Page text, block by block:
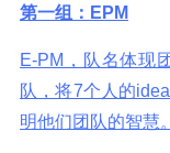
第一组：EPM
E-PM，队名体现
队，将7个人的
明他们团队的智慧。